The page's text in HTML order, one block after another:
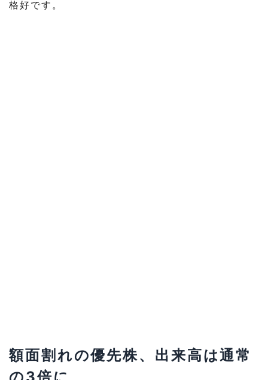
格好です。
額面割れの優先株、出来高は通常